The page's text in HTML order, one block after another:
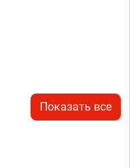
Показать все